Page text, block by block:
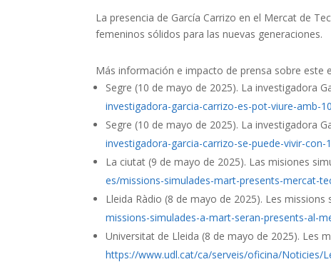
La presencia de García Carrizo en el Mercat de
femeninos sólidos para las nuevas generaciones.
Más información e impacto de prensa sobre este
Segre (10 de mayo de 2025). La investigadora
investigadora-garcia-carrizo-es-pot-viure-amb-
Segre (10 de mayo de 2025). La investigadora
investigadora-garcia-carrizo-se-puede-vivir-
La ciutat (9 de mayo de 2025). Las misiones
es/missions-simulades-mart-presents-mercat-
Lleida Ràdio (8 de mayo de 2025). Les
missions-simulades-a-mart-seran-presents-al-
Universitat de Lleida (8 de mayo de 2025). Les
https://www.udl.cat/ca/serveis/oficina/Noticies/